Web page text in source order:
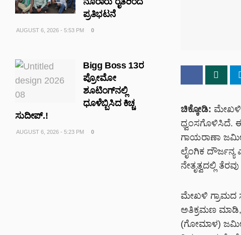
ಚಿಕ್ಕೋಡಿ: ಮೇಖಳಿ
ಧ್ವಂಸಗೊಳಿಸಿದೆ.
ಗಾಯರಾಣಾ
ಲೈಂಗಿಕ ದೌರ್ಜನ್ಯ
ನೇತೃತ್ವದಲ್ಲಿ
ಮೇಖಳಿ ಗ್ರಾಮದ
ಅತಿಕ್ರಮಣ ಮಾಡಿ,
(ಗೋಮಾಳ)
ಪ್ರತಿಭಟನೆ
AUGUST 6, 2026 - 5:53 PM 0
Bigg Boss 13ರ
ಪ್ರೋಮೋ
ಶೂಟಿಂಗ್‌ನಲ್ಲಿ
ಧೂಳೆಬ್ಬಿಸಿದ ಕಿಚ್ಚ
ಸುದೀಪ್.!
AUGUST 6, 2026 - 5:23 PM 0